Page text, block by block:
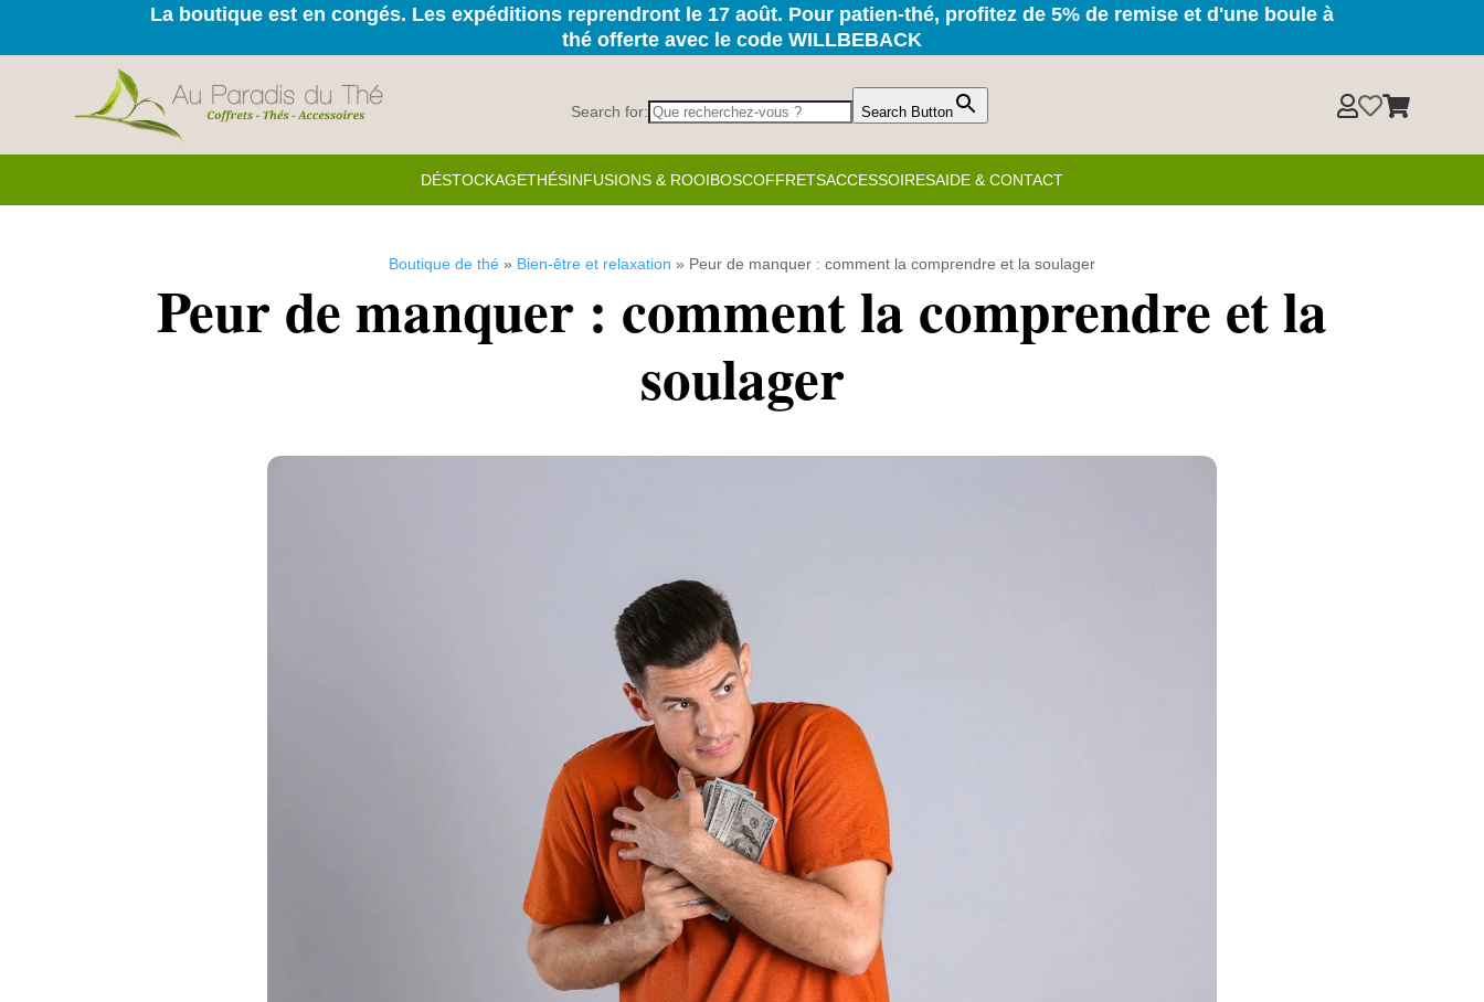
La boutique est en congés. Les expéditions reprendront le 17 août. Pour patien-thé, profitez de 5% de remise et d'une boule à
thé offerte avec le code WILLBEBACK
Search for: Search Button 
DÉSTOCKAGETHÉSINFUSIONS & ROOIBOSCOFFRETSACCESSOIRESAIDE & CONTACT
Boutique de thé » Bien-être et relaxation » Peur de manquer : comment la comprendre et la soulager
Peur de manquer : comment la comprendre et la
soulager